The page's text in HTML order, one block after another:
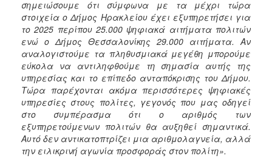
σημειώσουμε ότι σύμφωνα με τα μέχρι τώρα
στοιχεία ο Δήμος Ηρακλείου έχει εξυπηρετήσει για
το 2025 περίπου 25.000 ψηφιακά αιτήματα πολιτών
ενώ ο Δήμος Θεσσαλονίκης 29.000 αιτήματα. Αν
αναλογιστούμε τα πληθυσμιακά μεγέθη μπορούμε
εύκολα να αντιληφθούμε τη σημασία αυτής της
υπηρεσίας και το επίπεδο ανταπόκρισης του Δήμου.
Τώρα παρέχονται ακόμα περισσότερες ψηφιακές
υπηρεσίες στους πολίτες, γεγονός που μας οδηγεί
στο συμπέρασμα ότι ο αριθμός των
εξυπηρετούμενων πολιτών θα αυξηθεί σημαντικά.
Αυτό δεν αντικατοπτρίζει μια αριθμολαγνεία, αλλά
την ειλικρινή αγωνία προσφοράς στον πολίτη».